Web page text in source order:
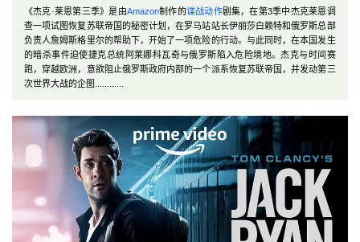
《杰克·莱恩第三季》是由Amazon制作的谍战动作剧集，在第3季中杰克莱恩调
查一项试图恢复苏联帝国的秘密计划，在罗马站站长伊丽莎白赖特和俄罗斯总部
负责人詹姆斯格里尔的帮助下，开始了一项危险的行动。与此同时，在本国发生
的暗杀事件迫使捷克总统阿莱娜科瓦奇与俄罗斯陷入危险境地。杰克与时间赛
跑，穿越欧洲，意欲阻止俄罗斯政府内部的一个派系恢复苏联帝国，并发动第三
次世界大战的企图............